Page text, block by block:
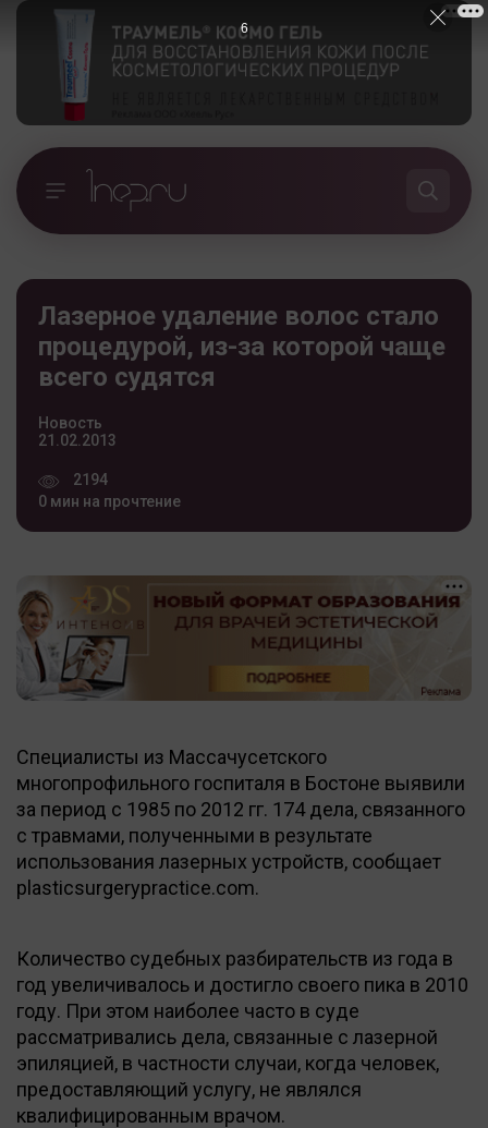
Лазерное удаление волос стало
процедурой, из-за которой чаще
всего судятся
Новость
21.02.2013
2194
0 мин на прочтение
Специалисты из Массачусетского
многопрофильного госпиталя в Бостоне выявили
за период с 1985 по 2012 гг. 174 дела, связанного
с травмами, полученными в результате
использования лазерных устройств, сообщает
plasticsurgerypractice.com.
Количество судебных разбирательств из года в
год увеличивалось и достигло своего пика в 2010
году. При этом наиболее часто в суде
рассматривались дела, связанные с лазерной
эпиляцией, в частности случаи, когда человек,
предоставляющий услугу, не являлся
квалифицированным врачом.
5